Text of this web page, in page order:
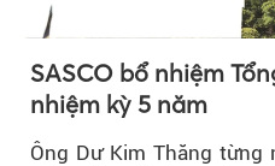
SASCO bổ nhiệm
nhiệm kỳ 5 năm
Ông Dư Kim Thăng từng